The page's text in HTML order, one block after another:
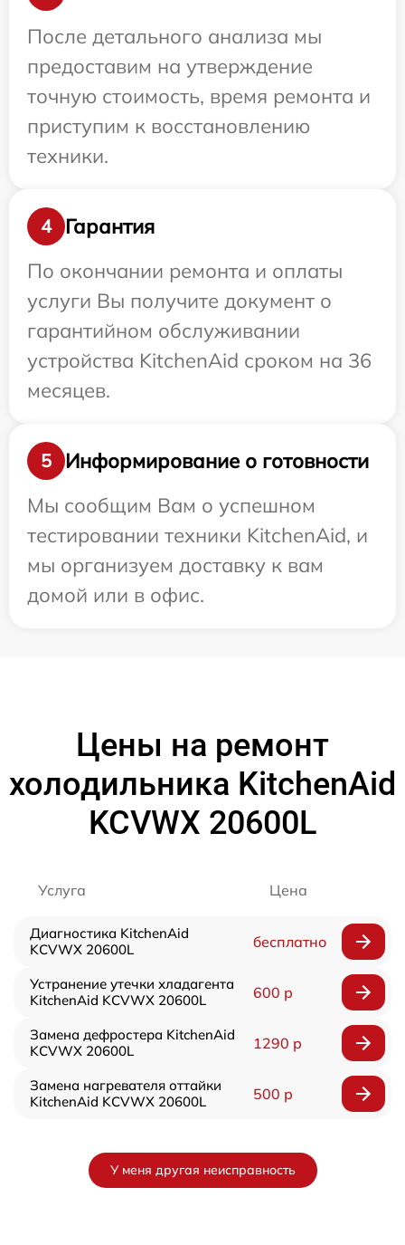
После детального анализа мы
предоставим на утверждение
точную стоимость, время ремонта и
приступим к восстановлению
техники.
4
Гарантия
По окончании ремонта и оплаты
услуги Вы получите документ о
гарантийном обслуживании
устройства KitchenAid сроком на 36
месяцев.
5
Информирование о готовности
Мы сообщим Вам о успешном
тестировании техники KitchenAid, и
мы организуем доставку к вам
домой или в офис.
Цены на ремонт
холодильника KitchenAid
KCVWX 20600L
Услуга Цена
Диагностика KitchenAid
KCVWX 20600L
бесплатно
Устранение утечки хладагента
KitchenAid KCVWX 20600L
600 р
Замена дефростера KitchenAid
KCVWX 20600L
1290 р
Замена нагревателя оттайки
KitchenAid KCVWX 20600L
500 р
У меня другая неисправность